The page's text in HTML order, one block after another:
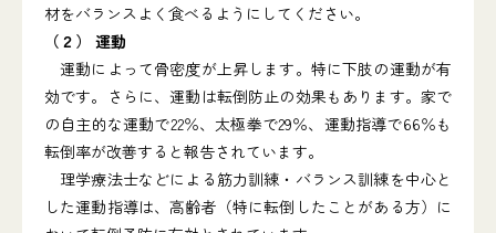
材をバランスよく食べるようにしてください。
（２） 運動
運動によって骨密度が上昇します。特に下肢の運動が有
効です。さらに、運動は転倒防止の効果もあります。家で
の自主的な運動で22％、太極拳で29％、運動指導で66％も
転倒率が改善すると報告されています。
理学療法士などによる筋力訓練・バランス訓練を中心と
した運動指導は、高齢者（特に転倒したことがある方）に